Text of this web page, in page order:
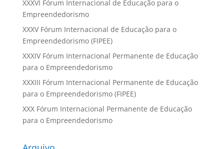
XXXVI Fórum Internacional de Educação para o
Empreendedorismo
XXXV Fórum Internacional de Educação para o
Empreendedorismo (FIPEE)
XXXIV Fórum Internacional Permanente de Educação
para o Empreendedorismo
XXXIII Fórum Internacional Permanente de Educação
para o Empreendedorismo (FIPEE)
XXX Fórum Internacional Permanente de Educação
para o Empreendedorismo